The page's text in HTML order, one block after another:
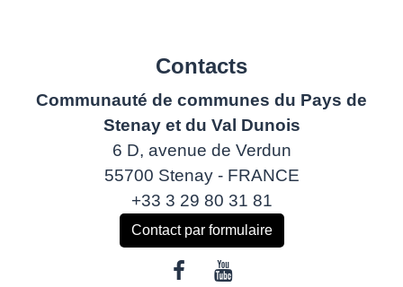
Contacts
Communauté de communes du Pays de
Stenay et du Val Dunois
6 D, avenue de Verdun
55700 Stenay - FRANCE
+33 3 29 80 31 81
Contact par formulaire